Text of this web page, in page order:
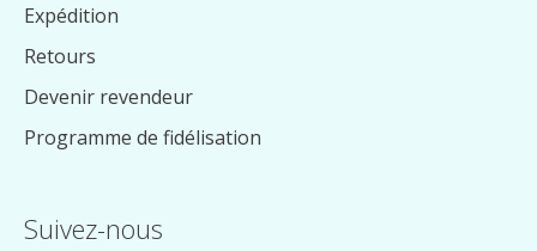
Expédition
Retours
Devenir revendeur
Programme de fidélisation
Suivez-nous